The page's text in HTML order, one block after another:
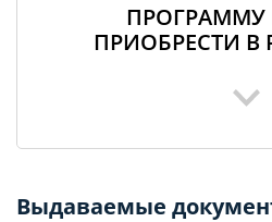
ПРИОБРЕСТИ В
Выдаваемые